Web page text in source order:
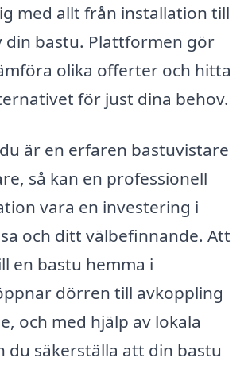
med allt från installation till
din bastu. Plattformen gör
olika offerter och hitta
för just dina behov.
är en erfaren bastuvistare
så kan en professionell
vara en investering i
och ditt välbefinnande. Att
en bastu hemma i
dörren till avkoppling
och med hjälp av lokala
du säkerställa att din bastu